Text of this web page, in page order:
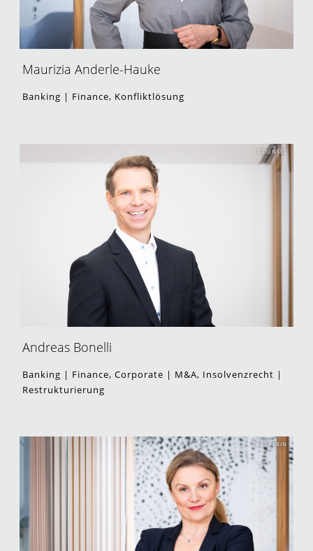
Maurizia Anderle-Hauke
Banking | Finance, Konfliktlösung
COUNSEL
Andreas Bonelli
Banking | Finance, Corporate | M&A, Insolvenzrecht |
Restrukturierung
PARTNERIN